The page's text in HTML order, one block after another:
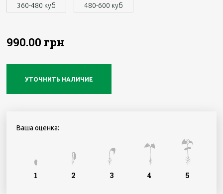
360-480 куб 480-600 куб
990.00 грн
УТОЧНИТЬ НАЛИЧИЕ
Ваша оценка:
5
4
3
2
1